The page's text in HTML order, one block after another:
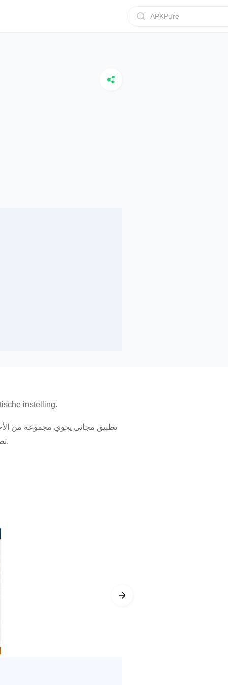
APKPure
instelling.
تطبيق مجاني يحوي مجموعة من
تصح نسبتها إلى النبي صلى الله عليه وسلم، يعمل التطبيق دون اتصال بالإنترنت، وتُحدَّث الأحاديث فيه باستمرار.